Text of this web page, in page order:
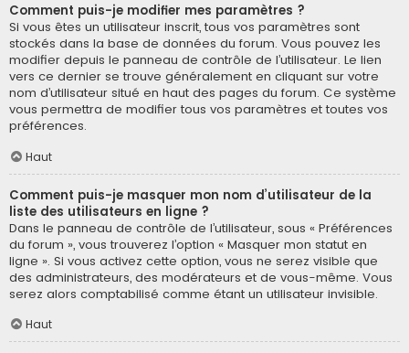
Comment puis-je modifier mes paramètres ?
Si vous êtes un utilisateur inscrit, tous vos paramètres sont
stockés dans la base de données du forum. Vous pouvez les
modifier depuis le panneau de contrôle de l’utilisateur. Le lien
vers ce dernier se trouve généralement en cliquant sur votre
nom d’utilisateur situé en haut des pages du forum. Ce système
vous permettra de modifier tous vos paramètres et toutes vos
préférences.
Haut
Comment puis-je masquer mon nom d’utilisateur de la
liste des utilisateurs en ligne ?
Dans le panneau de contrôle de l’utilisateur, sous « Préférences
du forum », vous trouverez l’option « Masquer mon statut en
ligne ». Si vous activez cette option, vous ne serez visible que
des administrateurs, des modérateurs et de vous-même. Vous
serez alors comptabilisé comme étant un utilisateur invisible.
Haut